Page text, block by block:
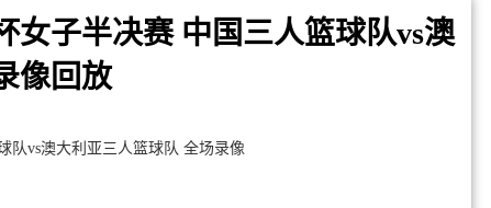
女子半决赛 中国三人篮球队vs澳
像回放
队vs澳大利亚三人篮球队 全场录像